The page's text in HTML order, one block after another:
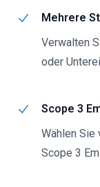
Mehrere
Verwalten
oder
Scope 3
Wählen Sie
Scope 3